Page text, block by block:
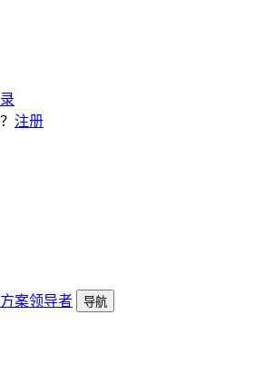
注册
导航